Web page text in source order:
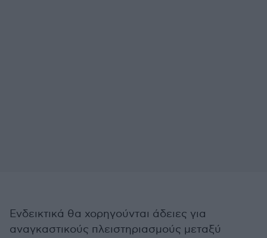
Ενδεικτικά θα χορηγούνται άδειες για
αναγκαστικούς πλειστηριασμούς μεταξύ